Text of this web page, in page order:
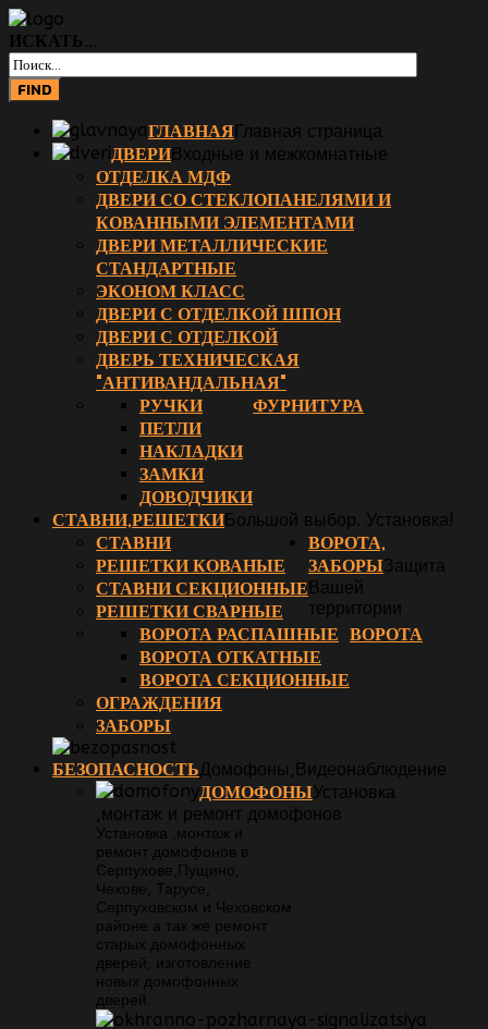
ИСКАТЬ...
ГЛАВНАЯГлавная страница
ДВЕРИВходные и межкомнатные
ОТДЕЛКА МДФ
ДВЕРИ СО СТЕКЛОПАНЕЛЯМИ И
КОВАННЫМИ ЭЛЕМЕНТАМИ
ДВЕРИ МЕТАЛЛИЧЕСКИЕ
СТАНДАРТНЫЕ
ЭКОНОМ КЛАСС
ДВЕРИ С ОТДЕЛКОЙ ШПОН
ДВЕРИ С ОТДЕЛКОЙ
ДВЕРЬ ТЕХНИЧЕСКАЯ
"АНТИВАНДАЛЬНАЯ"
ФУРНИТУРА
РУЧКИ
ПЕТЛИ
НАКЛАДКИ
ЗАМКИ
ДОВОДЧИКИ
СТАВНИ,РЕШЕТКИБольшой выбор. Установка!
СТАВНИ
РЕШЕТКИ КОВАНЫЕ
СТАВНИ СЕКЦИОННЫЕ
РЕШЕТКИ СВАРНЫЕ
ВОРОТА,
ЗАБОРЫЗащита
Вашей
территории
ВОРОТА
ВОРОТА РАСПАШНЫЕ
ВОРОТА ОТКАТНЫЕ
ВОРОТА СЕКЦИОННЫЕ
ОГРАЖДЕНИЯ
ЗАБОРЫ
БЕЗОПАСНОСТЬДомофоны,Видеонаблюдение
ДОМОФОНЫУстановка
,монтаж и ремонт домофонов
Установка ,монтаж и
ремонт домофонов в
Серпухове,Пущино,
Чехове, Тарусе,
Серпуховском и Чеховском
районе а так же ремонт
старых домофонных
дверей, изготовление
новых домофонных
дверей.